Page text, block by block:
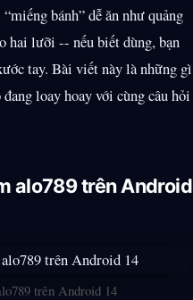
bánh” dễ ăn như quảng
hai lưỡi -- nếu biết dùng, bạn
tay. Bài viết này là những gì
loay hoay với cùng câu hỏi
alo789 trên Android
trên Android 14